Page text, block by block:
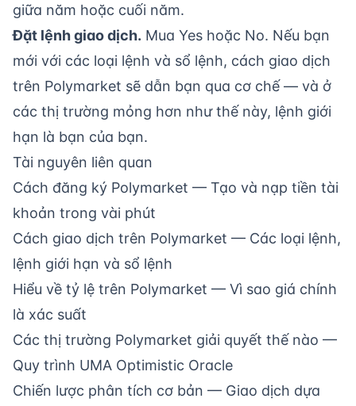
giữa năm hoặc cuối năm.
Đặt lệnh giao dịch. Mua Yes hoặc No. Nếu bạn
mới với các loại lệnh và sổ lệnh, cách giao dịch
trên Polymarket sẽ dẫn bạn qua cơ chế — và ở
các thị trường mỏng hơn như thế này, lệnh giới
hạn là bạn của bạn.
Tài nguyên liên quan
Cách đăng ký Polymarket — Tạo và nạp tiền tài
khoản trong vài phút
Cách giao dịch trên Polymarket — Các loại lệnh,
lệnh giới hạn và sổ lệnh
Hiểu về tỷ lệ trên Polymarket — Vì sao giá chính
là xác suất
Các thị trường Polymarket giải quyết thế nào —
Quy trình UMA Optimistic Oracle
Chiến lược phân tích cơ bản — Giao dịch dựa